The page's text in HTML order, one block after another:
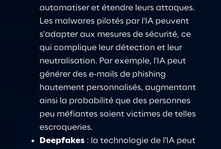
automatiser et étendre leurs attaques.
Les malwares pilotés par l'IA peuvent
s'adapter aux mesures de sécurité, ce
qui complique leur détection et leur
neutralisation. Par exemple, l'IA peut
générer des e-mails de phishing
hautement personnalisés, augmentant
ainsi la probabilité que des personnes
peu méfiantes soient victimes de telles
escroqueries.
Deepfakes : la technologie de l'IA peut